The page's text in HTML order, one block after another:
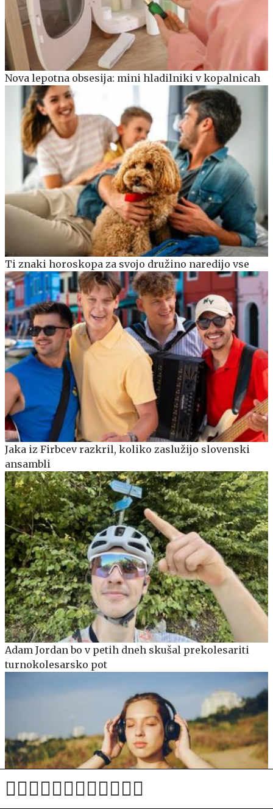
Nova lepotna obsesija: mini hladilniki v kopalnicah
Ti znaki horoskopa za svojo družino naredijo vse
Jaka iz Firbcev razkril, koliko zaslužijo slovenski
ansambli
Adam Jordan bo v petih dneh skušal prekolesariti
turnokolesarsko pot